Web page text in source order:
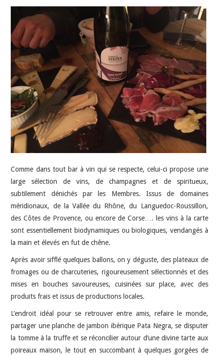
Comme dans tout bar à vin qui se respecte, celui-ci propose une
large sélection de vins, de champagnes et de spiritueux,
subtilement dénichés par les Membres. Issus de domaines
méridionaux, de la Vallée du Rhône, du Languedoc-Roussillon,
des Côtes de Provence, ou encore de Corse…. les vins à la carte
sont essentiellement biodynamiques ou biologiques, vendangés à
la main et élevés en fut de chêne.
Après avoir sifflé quelques ballons, on y déguste, des plateaux de
fromages ou de charcuteries, rigoureusement sélectionnés et des
mises en bouches savoureuses, cuisinées sur place, avec des
produits frais et issus de productions locales.
L’endroit idéal pour se retrouver entre amis, refaire le monde,
partager une planche de jambon ibérique Pata Negra, se disputer
la tomme à la truffe et se réconcilier autour d’une divine tarte aux
poireaux maison, le tout en succombant à quelques gorgées de